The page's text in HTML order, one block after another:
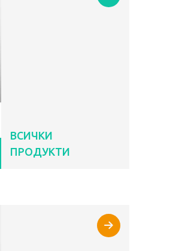
ВСИЧКИ
ПРОДУКТИ